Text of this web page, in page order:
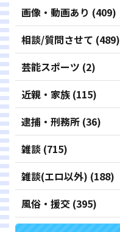
画像・動画あり (409)
相談/質問させて (489)
芸能スポーツ (2)
近親・家族 (115)
逮捕・刑務所 (36)
雑談 (715)
雑談(エロ以外) (188)
風俗・援交 (395)